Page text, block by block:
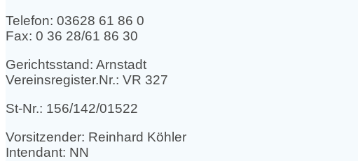
Telefon: 03628 61 86 0
Fax: 0 36 28/61 86 30
Gerichtsstand: Arnstadt
Vereinsregister.Nr.: VR 327
St-Nr.: 156/142/01522
Vorsitzender: Reinhard Köhler
Intendant: NN